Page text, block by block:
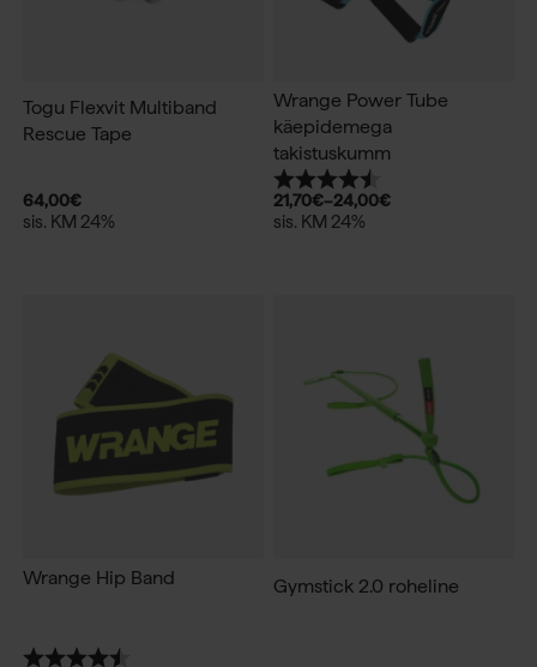
Togu Flexvit Multiband
Rescue Tape
64,00€
sis. KM 24%
Wrange Power Tube
käepidemega
takistuskumm
Hinnang:
21,70€–24,00€
sis. KM 24%
Wrange Hip Band
Hinnang:
Gymstick 2.0 roheline